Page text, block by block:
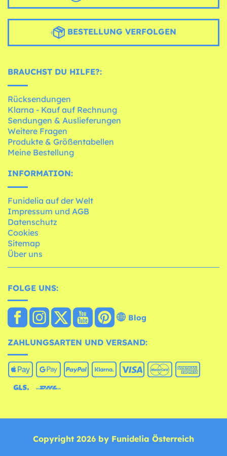
BESTELLUNG VERFOLGEN
BRAUCHST DU HILFE?:
Rücksendungen
Klarna - Kauf auf Rechnung
Sendungen & Auslieferungen
Weitere Fragen
Produkte & Größentabellen
Meine Bestellung
INFORMATION:
Funidelia auf der Welt
Impressum und AGB
Datenschutz
Cookies
Sitemap
Über uns
FOLGE UNS:
Blog
ZAHLUNGSARTEN UND VERSAND:
Copyright 2026 by Funidelia Österreich